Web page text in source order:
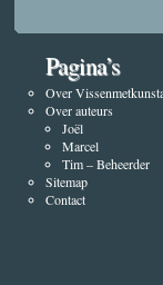
Pagina’s
Over
Over auteurs
Joël
Marcel
Tim – Beheerder
Sitemap
Contact